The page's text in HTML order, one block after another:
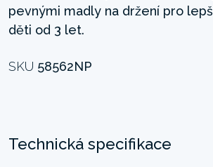
pevnými madly na držení pro
děti od 3 let.
SKU 58562NP
Technická specifikace